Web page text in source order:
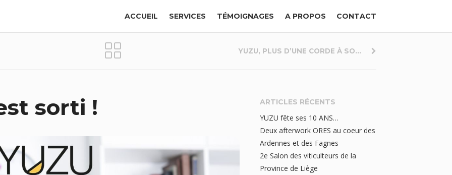
ACCUEIL SERVICES TÉMOIGNAGES A PROPOS CONTACT
YUZU, PLUS D’UNE CORDE À SO...
sorti ! ARTICLES RÉCENTS
YUZU fête ses 10 ANS…
Deux afterwork ORES au coeur des
Ardennes et des Fagnes
2e Salon des viticulteurs de la
Province de Liège